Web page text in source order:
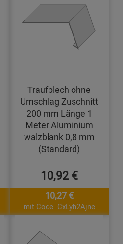
Traufblech ohne
Umschlag Zuschnitt
200 mm Länge 1
Meter Aluminium
walzblank 0,8 mm
(Standard)
10,92 €
10,27 €
mit Code: CxLyh2Ajne